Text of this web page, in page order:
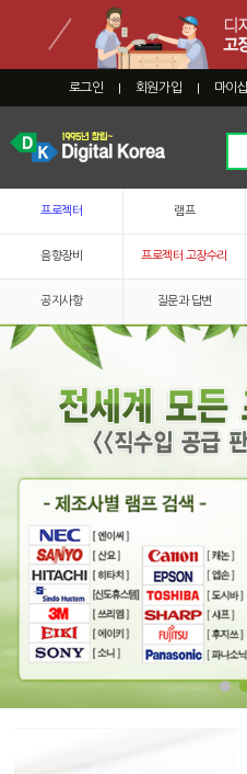
로그인 | 회원가입 | 마이
프로젝터 램프
음향장비 프로젝터 고장수리
공지사항 질문과 답변